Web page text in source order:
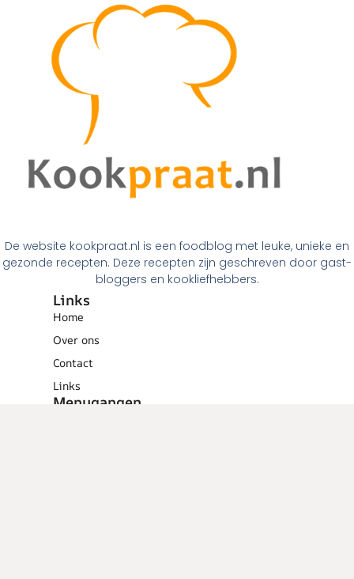
De website kookpraat.nl is een foodblog met leuke, unieke en
gezonde recepten. Deze recepten zijn geschreven door gast-
bloggers en kookliefhebbers.
Links
Home
Over ons
Contact
Links
Menugangen